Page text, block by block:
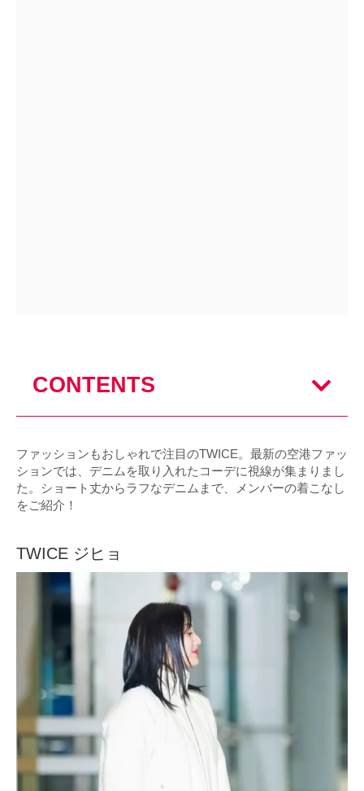
CONTENTS
ファッションもおしゃれで注目のTWICE。最新の空港ファッ
ションでは、デニムを取り入れたコーデに視線が集まりまし
た。ショート丈からラフなデニムまで、メンバーの着こなし
をご紹介！
TWICE ジヒョ